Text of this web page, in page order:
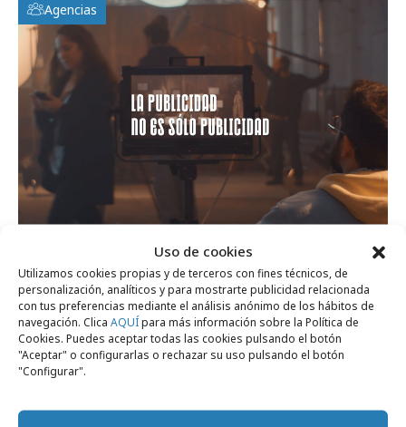
Uso de cookies
Utilizamos cookies propias y de terceros con fines técnicos, de
personalización, analíticos y para mostrarte publicidad relacionada
con tus preferencias mediante el análisis anónimo de los hábitos de
navegación. Clica AQUÍpara más información sobre la Política de
Cookies. Puedes aceptar todas las cookies pulsando el botón
"Aceptar" o configurarlas o rechazar su uso pulsando el botón
"Configurar".
Agencias
jueves, 25 de enero 2024
La Caseta cumple 18 años haciendo buena
publicidad